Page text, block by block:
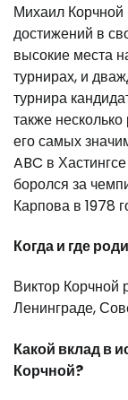
Михаил
достижений в
высокие места
турнирах, и
турнира
также
его самых
ABC в
боролся за
Карпова в 1978
Когда и где
Виктор Корчной
Ленинграде,
Какой вклад в
Корчной?